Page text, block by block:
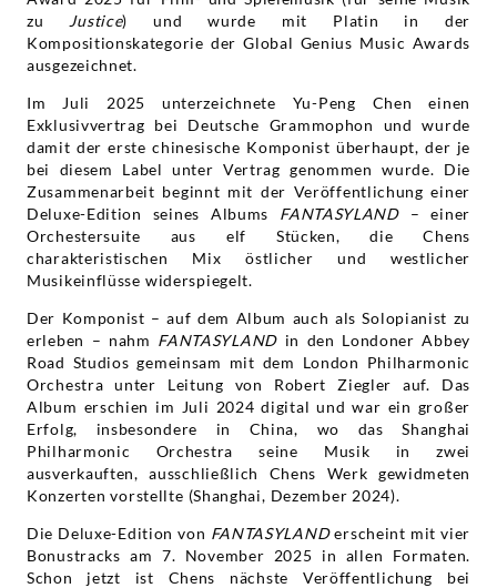
zu Justice) und wurde mit Platin in der
Kompositionskategorie der Global Genius Music Awards
ausgezeichnet.
Im Juli 2025 unterzeichnete Yu-Peng Chen einen
Exklusivvertrag bei Deutsche Grammophon und wurde
damit der erste chinesische Komponist überhaupt, der je
bei diesem Label unter Vertrag genommen wurde. Die
Zusammenarbeit beginnt mit der Veröffentlichung einer
Deluxe-Edition seines Albums FANTASYLAND– einer
Orchestersuite aus elf Stücken, die Chens
charakteristischen Mix östlicher und westlicher
Musikeinflüsse widerspiegelt.
Der Komponist – auf dem Album auch als Solopianist zu
erleben – nahm FANTASYLANDin den Londoner Abbey
Road Studios gemeinsam mit dem London Philharmonic
Orchestra unter Leitung von Robert Ziegler auf. Das
Album erschien im Juli 2024 digital und war ein großer
Erfolg, insbesondere in China, wo das Shanghai
Philharmonic Orchestra seine Musik in zwei
ausverkauften, ausschließlich Chens Werk gewidmeten
Konzerten vorstellte (Shanghai, Dezember 2024).
Die Deluxe-Edition von FANTASYLANDerscheint mit vier
Bonustracks am 7. November 2025 in allen Formaten.
Schon jetzt ist Chens nächste Veröffentlichung bei